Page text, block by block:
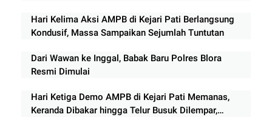
Hari Kelima Aksi AMPB di Kejari Pati Berlangsung
Kondusif, Massa Sampaikan Sejumlah Tuntutan
Dari Wawan ke Inggal, Babak Baru Polres Blora
Resmi Dimulai
Hari Ketiga Demo AMPB di Kejari Pati Memanas,
Keranda Dibakar hingga Telur Busuk Dilempar,